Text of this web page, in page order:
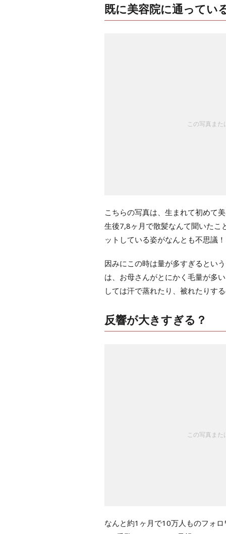
既に美容院に通ってい
この写真ま
こちらの写真は、生まれて初めて
生後7,8ヶ月で散髪なんて聞いたこ
ットしている姿がなんとも不思議！
因みにこの時は量が多すぎるとい
は、お母さんがとにかく毛量が多
しては汗で蒸れたり、被れたりす
反響が大きすぎる？
この写真ま
なんと約1ヶ月で10万人ものフォ